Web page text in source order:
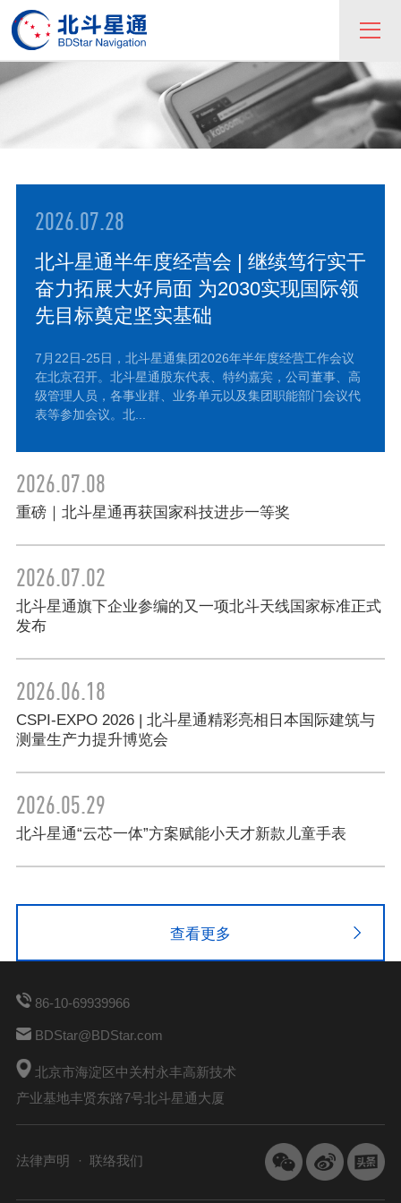
2026.07.28
北斗星通半年度经营会 | 继续笃行实干
奋力拓展大好局面 为2030实现国际领
先目标奠定坚实基础
7月22日-25日，北斗星通集团2026年半年度经营工作会议
在北京召开。北斗星通股东代表、特约嘉宾，公司董事、高
级管理人员，各事业群、业务单元以及集团职能部门会议代
表等参加会议。北...
2026.07.08
重磅｜北斗星通再获国家科技进步一等奖
2026.07.02
北斗星通旗下企业参编的又一项北斗天线国家标准正式
发布
2026.06.18
CSPI-EXPO 2026 | 北斗星通精彩亮相日本国际建筑与
测量生产力提升博览会
2026.05.29
北斗星通“云芯一体”方案赋能小天才新款儿童手表
查看更多
86-10-69939966
BDStar@BDStar.com
北京市海淀区中关村永丰高新技术
产业基地丰贤东路7号北斗星通大厦
法律声明 联络我们